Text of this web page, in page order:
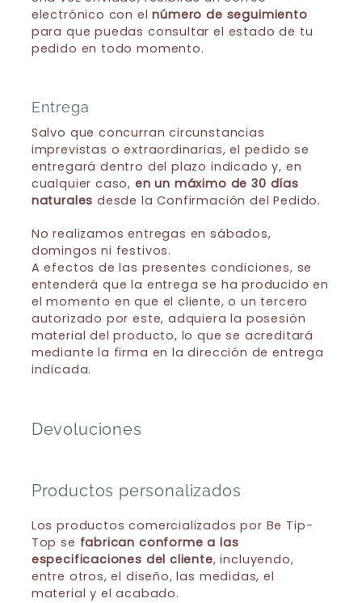
electrónico con elnúmero de seguimiento
para que puedas consultar el estado de tu
pedido en todo momento.
Entrega
Salvo que concurran circunstancias
imprevistas o extraordinarias, el pedido se
entregará dentro del plazo indicado y, en
cualquier caso, en un máximo de 30 días
naturales desde la Confirmación del Pedido.
No realizamos entregas en sábados,
domingos ni festivos.
A efectos de las presentes condiciones, se
entenderá que la entrega se ha producido en
el momento en que el cliente, o un tercero
autorizado por este, adquiera la posesión
material del producto, lo que se acreditará
mediante la firma en la dirección de entrega
indicada.
Devoluciones
Productos personalizados
Los productos comercializados por Be Tip-
Top se fabrican conforme a las
especificaciones del cliente, incluyendo,
entre otros, el diseño, las medidas, el
material y el acabado.